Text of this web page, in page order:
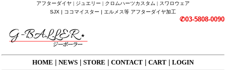
アフターダイヤ | ジュエリー | クロムハーツカスタム | スワロウェア
SJX | ココマイスター | エルメス等 アフターダイヤ加工
✆03-5808-0090
HOME NEWS STORE CONTACT CART LOGIN